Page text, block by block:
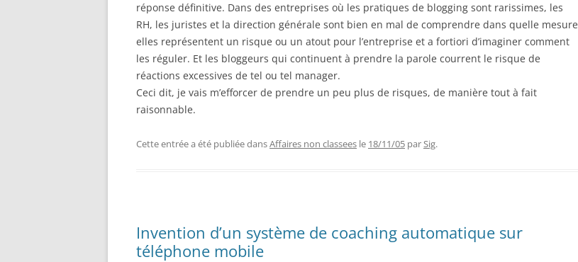
réponse définitive. Dans des entreprises où les pratiques de blogging sont rarissimes, les
RH, les juristes et la direction générale sont bien en mal de comprendre dans quelle mesure
elles représentent un risque ou un atout pour l’entreprise et a fortiori d’imaginer comment
les réguler. Et les bloggeurs qui continuent à prendre la parole courrent le risque de
réactions excessives de tel ou tel manager.
Ceci dit, je vais m’efforcer de prendre un peu plus de risques, de manière tout à fait
raisonnable.
Cette entrée a été publiée dansAffaires non classees le 18/11/05 parSig.
Invention d’un système de coaching automatique sur
téléphone mobile